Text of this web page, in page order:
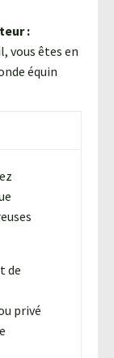
:
vous êtes en
équin
de
privé